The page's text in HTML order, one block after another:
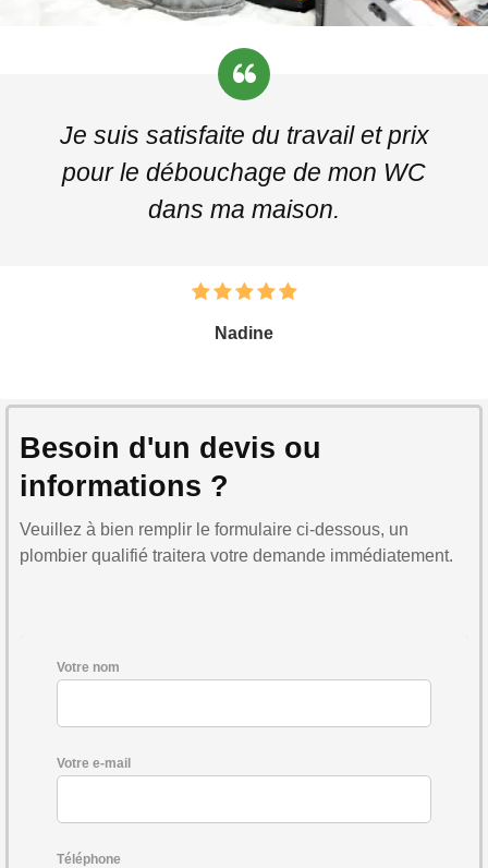
Je suis satisfaite du travail et prix
pour le débouchage de mon WC
dans ma maison.
Nadine
Besoin d'un devis ou
informations ?
Veuillez à bien remplir le formulaire ci-dessous, un
plombier qualifié traitera votre demande immédiatement.
Votre nom
Votre e-mail
Téléphone